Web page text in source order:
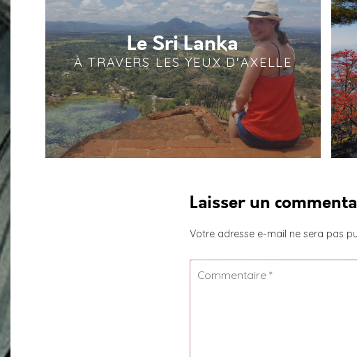
Le Sri Lanka
À TRAVERS LES YEUX D'AXELLE
Laisser un
Votre adresse e-mail ne sera pas